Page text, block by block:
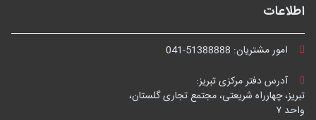
اطلاعات
امور مشتریان: 041-51388888
آدرس دفتر مرکزی تبریز:
تبریز، چهارراه شریعتی، مجتمع تجاری گلستان،
واحد ۷